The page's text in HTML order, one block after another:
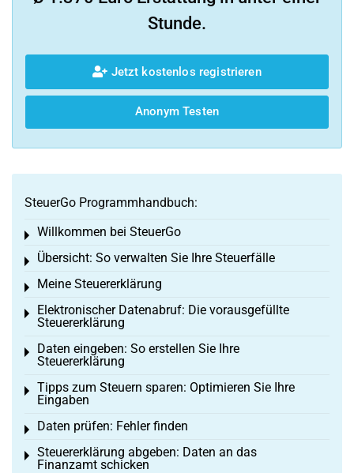
Stunde.
Jetzt kostenlos registrieren
Anonym Testen
SteuerGo Programmhandbuch:
Willkommen bei SteuerGo
Toggle menu
Übersicht: So verwalten Sie Ihre Steuerfälle
Toggle menu
Meine Steuererklärung
Toggle menu
Elektronischer Datenabruf: Die vorausgefüllte
Steuererklärung
Toggle menu
Daten eingeben: So erstellen Sie Ihre
Steuererklärung
Toggle menu
Tipps zum Steuern sparen: Optimieren Sie Ihre
Eingaben
Toggle menu
Daten prüfen: Fehler finden
Toggle menu
Steuererklärung abgeben: Daten an das
Finanzamt schicken
Toggle menu